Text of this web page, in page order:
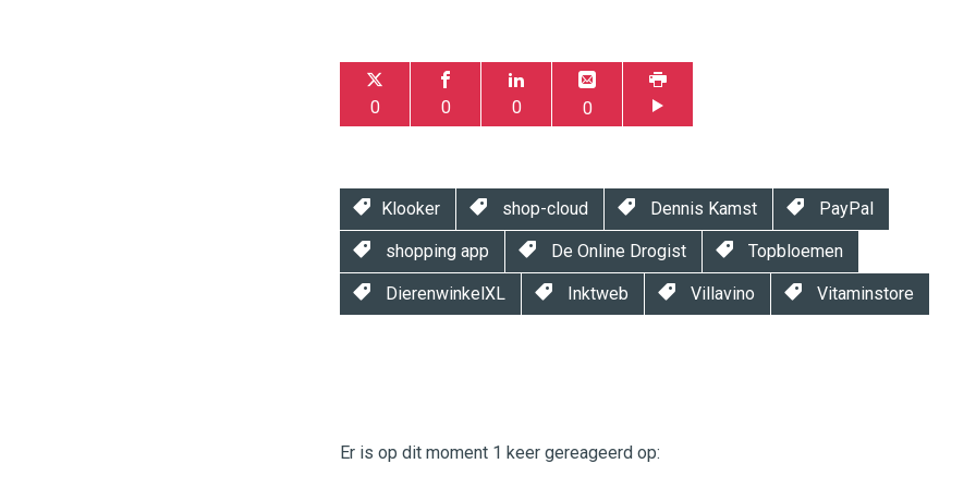
0 0 0 0
Klooker shop-cloud Dennis Kamst PayPal
shopping app De Online Drogist Topbloemen
DierenwinkelXL Inktweb Villavino Vitaminstore
Digital
Er is op dit moment 1 keer gereageerd op: